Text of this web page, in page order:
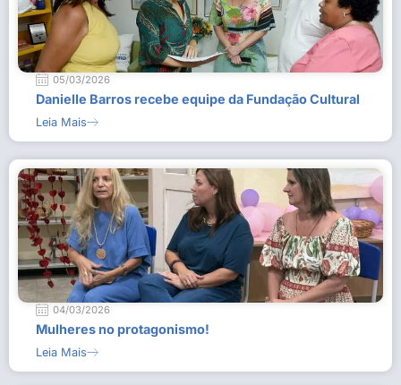
05/03/2026
Danielle Barros recebe equipe da Fundação Cultural
Leia Mais
04/03/2026
Mulheres no protagonismo!
Leia Mais